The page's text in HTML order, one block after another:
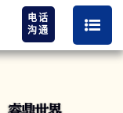
电话
沟通